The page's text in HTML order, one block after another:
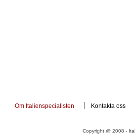
Om Italienspecialisten Kontakta oss
Copyright @ 2008 -